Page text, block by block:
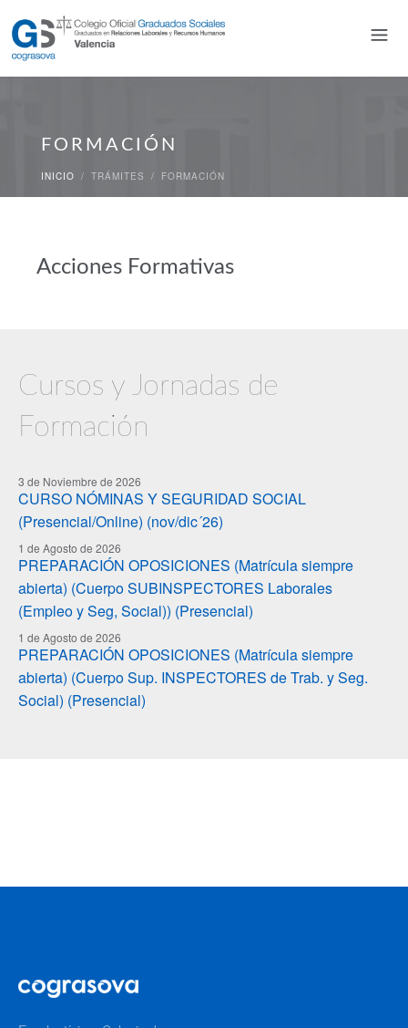
FORMACIÓN
INICIO / TRÁMITES / FORMACIÓN
Acciones Formativas
Cursos y Jornadas de
Formación
3 de Noviembre de 2026
CURSO NÓMINAS Y SEGURIDAD SOCIAL
(Presencial/Online) (nov/dic´26)
1 de Agosto de 2026
PREPARACIÓN OPOSICIONES (Matrícula siempre
abierta) (Cuerpo SUBINSPECTORES Laborales
(Empleo y Seg, Social)) (Presencial)
1 de Agosto de 2026
PREPARACIÓN OPOSICIONES (Matrícula siempre
abierta) (Cuerpo Sup. INSPECTORES de Trab. y Seg.
Social) (Presencial)